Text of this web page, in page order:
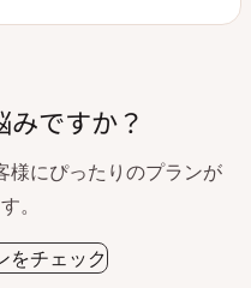
ですか？
様にぴったりのプランが
。
をチェック